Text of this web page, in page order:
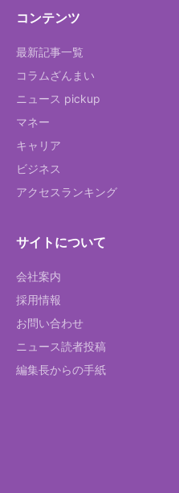
コンテンツ
最新記事一覧
コラムざんまい
ニュース pickup
マネー
キャリア
ビジネス
アクセスランキング
サイトについて
会社案内
採用情報
お問い合わせ
ニュース読者投稿
編集長からの手紙